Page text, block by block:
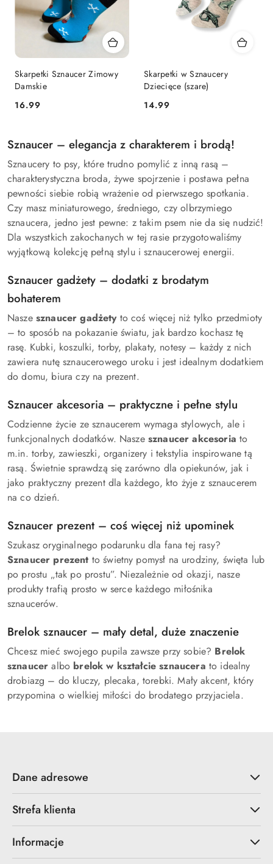
Skarpetki Sznaucer Zimowy
Damskie
Cena:
16.99
Skarpetki w Sznaucery
Dziecięce (szare)
Cena:
14.99
Sznaucer – elegancja z charakterem i brodą!
Sznaucery to psy, które trudno pomylić z inną rasą –
charakterystyczna broda, żywe spojrzenie i postawa pełna
pewności siebie robią wrażenie od pierwszego spotkania.
Czy masz miniaturowego, średniego, czy olbrzymiego
sznaucera, jedno jest pewne: z takim psem nie da się nudzić!
Dla wszystkich zakochanych w tej rasie przygotowaliśmy
wyjątkową kolekcję pełną stylu i sznaucerowej energii.
Sznaucer gadżety – dodatki z brodatym
bohaterem
Nasze sznaucer gadżetyto coś więcej niż tylko przedmioty
– to sposób na pokazanie światu, jak bardzo kochasz tę
rasę. Kubki, koszulki, torby, plakaty, notesy – każdy z nich
zawiera nutę sznaucerowego uroku i jest idealnym dodatkiem
do domu, biura czy na prezent.
Sznaucer akcesoria – praktyczne i pełne stylu
Codzienne życie ze sznaucerem wymaga stylowych, ale i
funkcjonalnych dodatków. Nasze sznaucer akcesoria to
m.in. torby, zawieszki, organizery i tekstylia inspirowane tą
rasą. Świetnie sprawdzą się zarówno dla opiekunów, jak i
jako praktyczny prezent dla każdego, kto żyje z sznaucerem
na co dzień.
Sznaucer prezent – coś więcej niż upominek
Szukasz oryginalnego podarunku dla fana tej rasy?
Sznaucer prezent to świetny pomysł na urodziny, święta lub
po prostu „tak po prostu”. Niezależnie od okazji, nasze
produkty trafią prosto w serce każdego miłośnika
sznaucerów.
Brelok sznaucer – mały detal, duże znaczenie
Chcesz mieć swojego pupila zawsze przy sobie? Brelok
sznaucer albo brelok w kształcie sznaucera to idealny
drobiazg – do kluczy, plecaka, torebki. Mały akcent, który
przypomina o wielkiej miłości do brodatego przyjaciela.
Dane adresowe
Strefa klienta
Informacje